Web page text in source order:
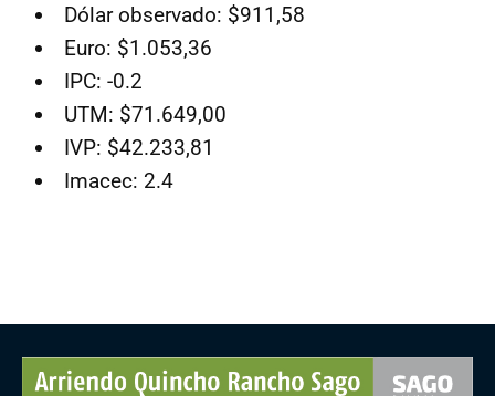
Dólar observado: $911,58
Euro: $1.053,36
IPC: -0.2
UTM: $71.649,00
IVP: $42.233,81
Imacec: 2.4